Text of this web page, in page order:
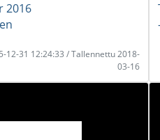
2016
12-31 12:24:33 / Tallennettu 2018-
03-16